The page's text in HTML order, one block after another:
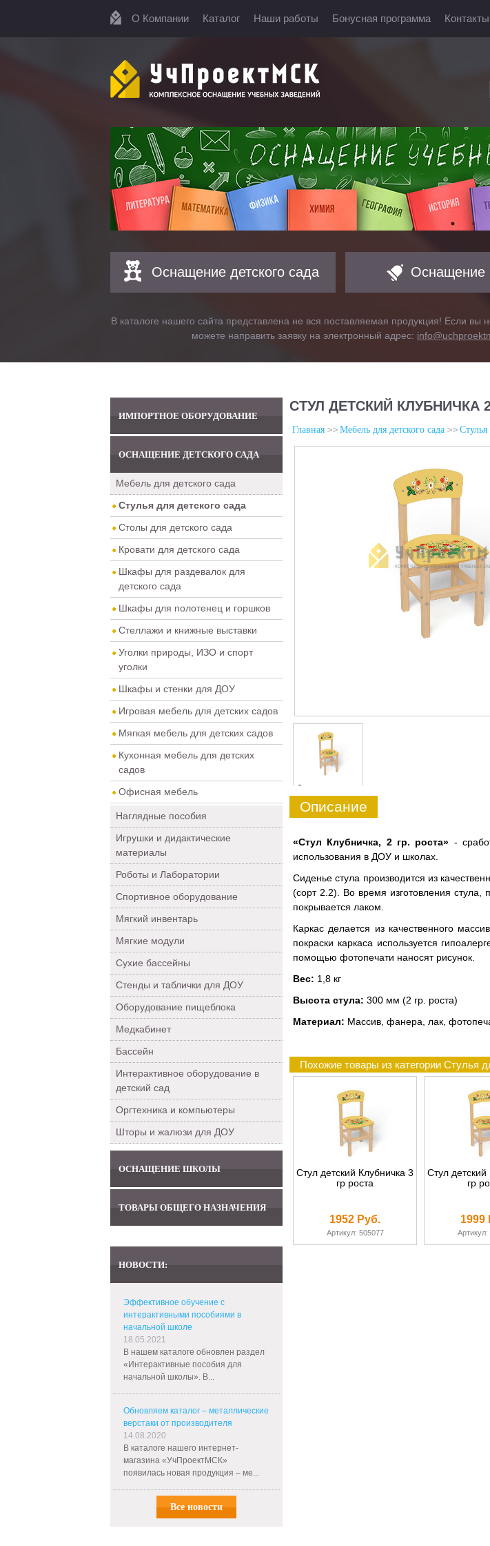
О Компании Каталог Наши работы Бонусная программа Контакты
Оснащение детского сада Оснащение
В каталоге нашего сайта представлена не вся поставляемая продукция! Если
можете направить заявку на электронный адрес:
ИМПОРТНОЕ ОБОРУДОВАНИЕ
ОСНАЩЕНИЕ ДЕТСКОГО САДА
Мебель для детского сада
Стулья для детского сада
Столы для детского сада
Кровати для детского сада
Шкафы для раздевалок для
детского сада
Шкафы для полотенец и горшков
Стеллажи и книжные выставки
Уголки природы, ИЗО и спорт
уголки
Шкафы и стенки для ДОУ
Игровая мебель для детских садов
Мягкая мебель для детских садов
Кухонная мебель для детских
садов
Офисная мебель
Наглядные пособия
Игрушки и дидактические
материалы
Роботы и Лаборатории
Спортивное оборудование
Мягкий инвентарь
Мягкие модули
Сухие бассейны
Стенды и таблички для ДОУ
Оборудование пищеблока
Медкабинет
Бассейн
Интерактивное оборудование в
детский сад
Оргтехника и компьютеры
Шторы и жалюзи для ДОУ
ОСНАЩЕНИЕ ШКОЛЫ
ТОВАРЫ ОБЩЕГО НАЗНАЧЕНИЯ
НОВОСТИ:
Эффективное обучение с
интерактивными пособиями в
начальной школе
18.05.2021
В нашем каталоге обновлен раздел
«Интерактивные пособия для
начальной школы». В...
Обновляем каталог – металлические
верстаки от производителя
14.08.2020
В каталоге нашего интернет-
магазина «УчПроектМСК»
появилась новая продукция – ме...
Все новости
СТУЛ ДЕТСКИЙ КЛУБНИЧКА
Главная Мебель для детского сада Стулья
0
Описание
«Стул Клубничка, 2 гр. роста» -
использования в ДОУ и школах.
Сиденье стула производится из
(сорт 2.2). Во время изготовления
покрывается лаком.
Каркас делается из качественного
покраски каркаса используется
помощью фотопечати наносят рисунок.
Вес: 1,8 кг
Высота стула: 300 мм (2 гр. роста)
Материал: Массив, фанера, лак,
Похожие товары из категории Стулья
Стул детский Клубничка 3
гр роста
1952 Руб.
Артикул: 505077
Стул
гр
1999
Артикул: